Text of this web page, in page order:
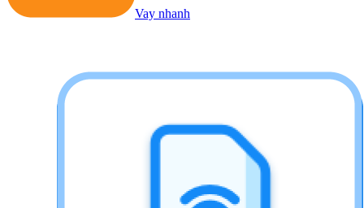
Vay nhanh